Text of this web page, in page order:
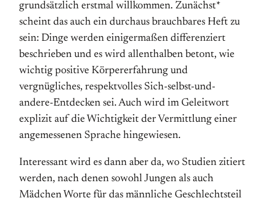
grundsätzlich erstmal willkommen. Zunächst*
scheint das auch ein durchaus brauchbares Heft zu
sein: Dinge werden einigermaßen differenziert
beschrieben und es wird allenthalben betont, wie
wichtig positive Körpererfahrung und
vergnügliches, respektvolles Sich-selbst-und-
andere-Entdecken sei. Auch wird im Geleitwort
explizit auf die Wichtigkeit der Vermittlung einer
angemessenen Sprache hingewiesen.
Interessant wird es dann aber da, wo Studien zitiert
werden, nach denen sowohl Jungen als auch
Mädchen Worte für das männliche Geschlechtsteil